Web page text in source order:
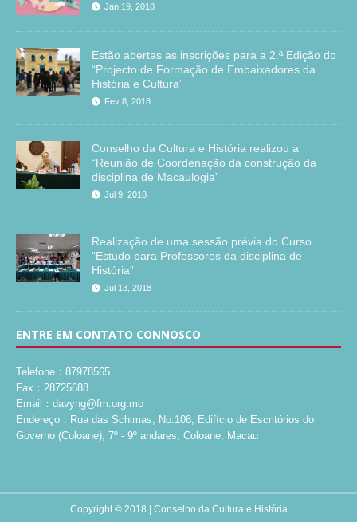
Jan 19, 2018
Estão abertas as inscrições para a 2.ª Edição do
“Projecto de Formação de Embaixadores da
História e Cultura”
Fev 8, 2018
Conselho da Cultura e História realizou a
“Reunião de Coordenação da construção da
disciplina de Macaulogia”
Jul 9, 2018
Realização de uma sessão prévia do Curso
“Estudo para Professores da disciplina de
História”
Jul 13, 2018
ENTRE EM CONTATO CONNOSCO
Telefone：87978565
Fax：28725688
Email：davyng@fm.org.mo
Endereço：Rua das Schimas, No.108, Edifício de Escritórios do
Governo (Coloane), 7º - 9º andares, Coloane, Macau
Copyright © 2018 | Conselho da Cultura e História